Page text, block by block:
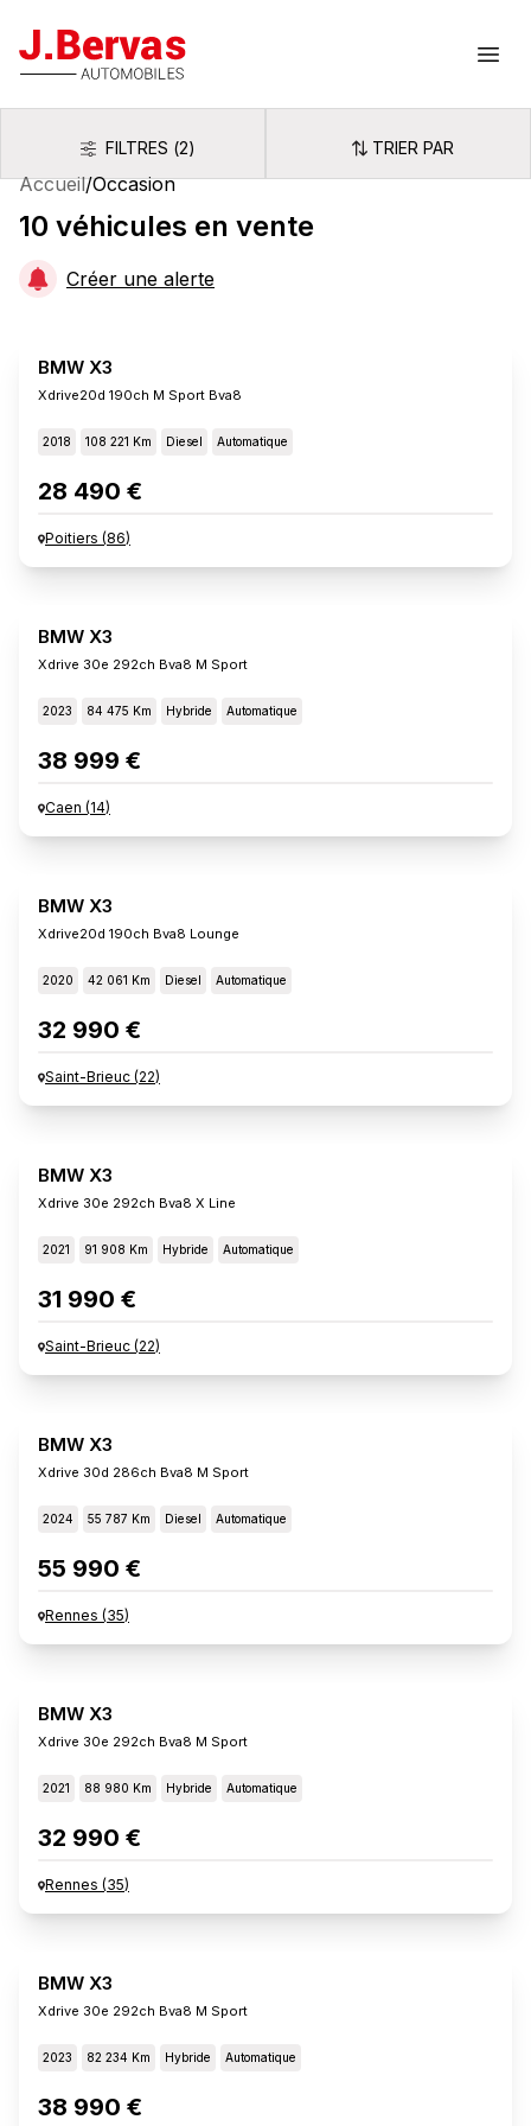
J.Bervas
FiltresFILTRES (2) Trier par
TRIER PAR
Accueil/Occasion
10 véhicules en vente
Créer une alerte
BMW X3
Xdrive20d 190ch M Sport Bva8
2018 108 221 Km Diesel Automatique
28 490 €
Poitiers (86)
BMW X3
Xdrive 30e 292ch Bva8 M Sport
2023 84 475 Km Hybride Automatique
38 999 €
Caen (14)
BMW X3
Xdrive20d 190ch Bva8 Lounge
2020 42 061 Km Diesel Automatique
32 990 €
Saint-Brieuc (22)
BMW X3
Xdrive 30e 292ch Bva8 X Line
2021 91 908 Km Hybride Automatique
31 990 €
Saint-Brieuc (22)
BMW X3
Xdrive 30d 286ch Bva8 M Sport
2024 55 787 Km Diesel Automatique
55 990 €
Rennes (35)
BMW X3
Xdrive 30e 292ch Bva8 M Sport
2021 88 980 Km Hybride Automatique
32 990 €
Rennes (35)
BMW X3
Xdrive 30e 292ch Bva8 M Sport
2023 82 234 Km Hybride Automatique
38 990 €